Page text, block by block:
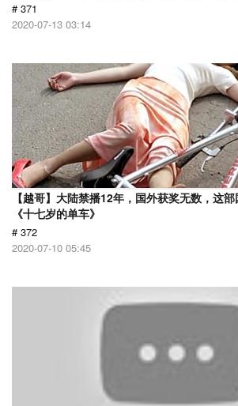
# 371
2020-07-13 03:14
【越哥】大陆禁播12年，国外获奖无数，这
《十七岁的单车》
# 372
2020-07-10 05:45